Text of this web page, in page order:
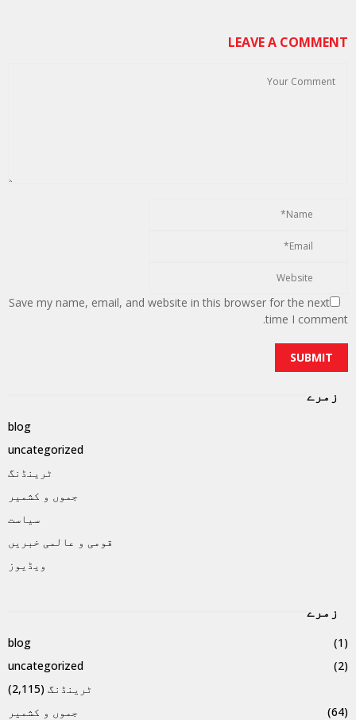
LEAVE A COMMENT
Save my name, email, and website in this browser for the next
time I comment.
زمرے
blog
uncategorized
ٹرینڈنگ
جموں و کشمیر
سیاست
قومی و عالمی خبریں
ویڈیوز
زمرے
blog
(1)
uncategorized
(2)
ٹرینڈنگ (2,115)
جموں و کشمیر
(64)